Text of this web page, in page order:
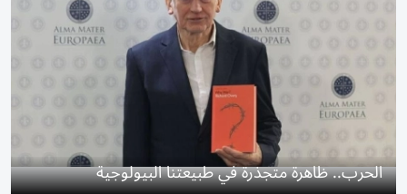
الحرب.. ظاهرة متجذرة في طبيعتنا البيولوجية